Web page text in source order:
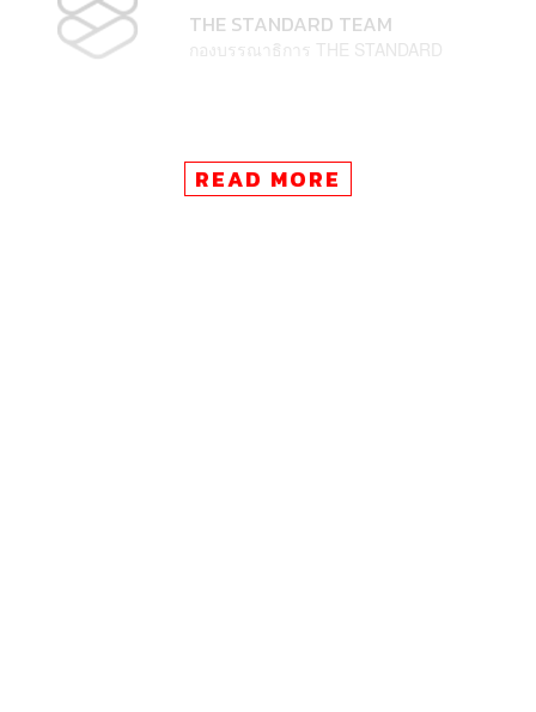
THE STANDARD TEAM
กองบรรณาธิการ THE STANDARD
READ MORE